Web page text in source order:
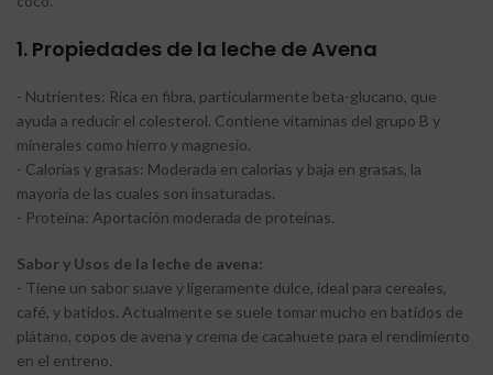
1. Propiedades de la leche de Avena
- Nutrientes: Rica en fibra, particularmente beta-glucano, que
ayuda a reducir el colesterol. Contiene vitaminas del grupo B y
minerales como hierro y magnesio.
- Calorías y grasas: Moderada en calorías y baja en grasas, la
mayoría de las cuales son insaturadas.
- Proteína: Aportación moderada de proteínas.
Sabor y Usos de la leche de avena:
- Tiene un sabor suave y ligeramente dulce, ideal para cereales,
café, y batidos. Actualmente se suele tomar mucho en batidos de
plátano, copos de avena y crema de cacahuete para el rendimiento
en el entreno.